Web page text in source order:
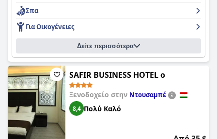
Σπα
Για Οικογένειες
Δείτε περισσότερα
SAFIR BUSINESS HOTEL o
Ξενοδοχείο στην Ντουσαμπέ
8,4 Πολύ Καλό